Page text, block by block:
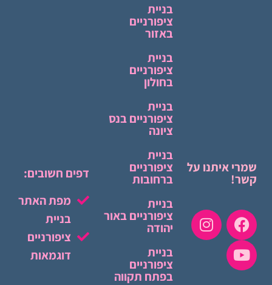
שמרי איתנו על
קשר!
בניית
ציפורניים
באזור
בניית
ציפורניים
בחולון
בניית
ציפורניים בנס
ציונה
בניית
ציפורניים
ברחובות
בניית
ציפורניים באור
יהודה
בניית
ציפורניים
בפתח תקווה
דפים חשובים:
מפת האתר
בניית
ציפורניים
דוגמאות